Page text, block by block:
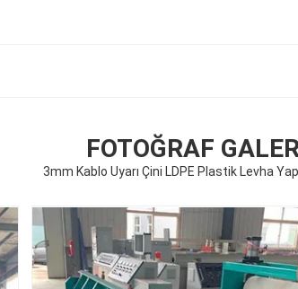
FOTOĞRAF
3mm Kablo Uyarı Çini LDPE Plastik Levha